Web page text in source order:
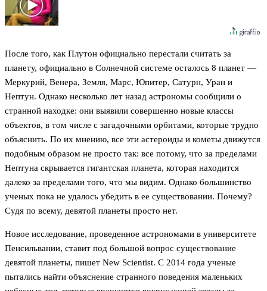
После того, как Плутон официально перестали считать за
планету, официально в Солнечной системе осталось 8 планет —
Меркурий, Венера, Земля, Марс, Юпитер, Сатурн, Уран и
Нептун. Однако несколько лет назад астрономы сообщили о
странной находке: они выявили совершенно новые классы
объектов, в том числе с загадочными орбитами, которые трудно
объяснить. По их мнению, все эти астероиды и кометы движутся
подобным образом не просто так: все потому, что за пределами
Нептуна скрывается гигантская планета, которая находится
далеко за пределами того, что мы видим. Однако большинство
ученых пока не удалось убедить в ее существовании. Почему?
Судя по всему, девятой планеты просто нет.
Новое исследование, проведенное астрономами в университете
Пенсильвании, ставит под большой вопрос существование
девятой планеты, пишет New Scientist. С 2014 года ученые
пытались найти объяснение странного поведения маленьких